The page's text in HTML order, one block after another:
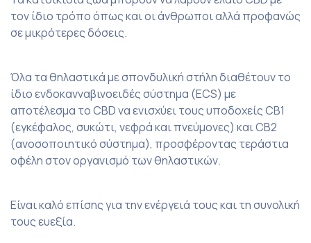
τον ίδιο τρόπο όπως και οι άνθρωποι αλλά προφανώς
σε μικρότερες δόσεις.
Όλα τα θηλαστικά με σπονδυλική στήλη διαθέτουν το
ίδιο ενδοκανναβινοειδές σύστημα (ECS) με
αποτέλεσμα το CBD να ενισχύει τους υποδοχείς CB1
(εγκέφαλος, συκώτι, νεφρά και πνεύμονες) και CB2
(ανοσοποιητικό σύστημα), προσφέροντας τεράστια
οφέλη στον οργανισμό των θηλαστικών.
Είναι καλό επίσης για την ενέργειά τους και τη συνολική
τους ευεξία.